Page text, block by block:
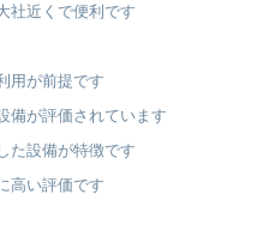
社近くで便利です
用が前提です
備が評価されています
た設備が特徴です
高い評価です